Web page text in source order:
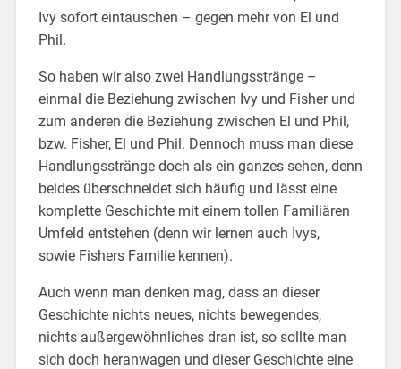
Ivy sofort eintauschen – gegen mehr von El und
Phil.
So haben wir also zwei Handlungsstränge –
einmal die Beziehung zwischen Ivy und Fisher und
zum anderen die Beziehung zwischen El und Phil,
bzw. Fisher, El und Phil. Dennoch muss man diese
Handlungsstränge doch als ein ganzes sehen, denn
beides überschneidet sich häufig und lässt eine
komplette Geschichte mit einem tollen Familiären
Umfeld entstehen (denn wir lernen auch Ivys,
sowie Fishers Familie kennen).
Auch wenn man denken mag, dass an dieser
Geschichte nichts neues, nichts bewegendes,
nichts außergewöhnliches dran ist, so sollte man
sich doch heranwagen und dieser Geschichte eine